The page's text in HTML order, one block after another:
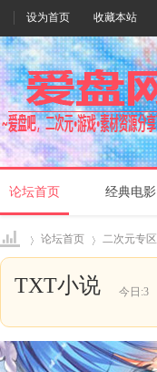
设为首页 收藏本站
论坛首页 经典电影
爱盘
论坛首页 二次元专区
TXT小说 今日:3